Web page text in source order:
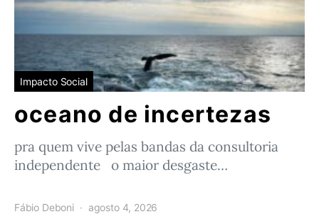
Impacto Social
oceano de incertezas
pra quem vive pelas bandas da consultoria
independente o maior desgaste…
Fábio Deboni agosto 4, 2026